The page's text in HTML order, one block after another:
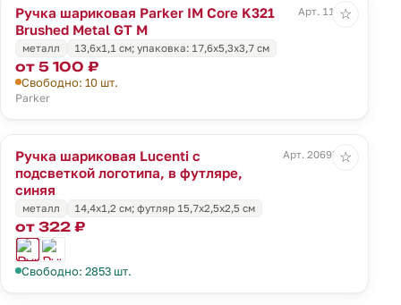
Ручка шариковая Parker IM Core K321
Brushed Metal GT M
Арт. 11930
металл 13,6x1,1 см; упаковка: 17,6x5,3x3,7 см
от 5 100 ₽
Свободно: 10 шт.
Parker
☆
Ручка шариковая Lucenti с
подсветкой логотипа, в футляре,
синяя
Арт. 20695.40
металл 14,4х1,2 см; футляр 15,7х2,5х2,5 см
от 322 ₽
Свободно: 2853 шт.
☆